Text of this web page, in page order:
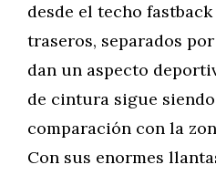
desde el techo
traseros, separados
dan un aspecto
de cintura sigue
comparación con la
Con sus enormes